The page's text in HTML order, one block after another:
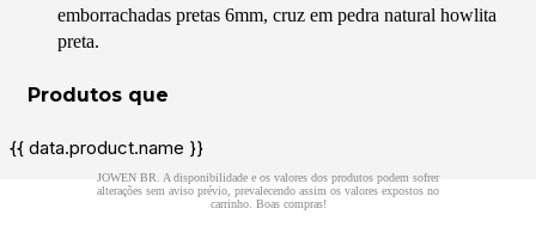
emborrachadas pretas 6mm, cruz em pedra natural howlita
preta.
{{ data.product.name }}